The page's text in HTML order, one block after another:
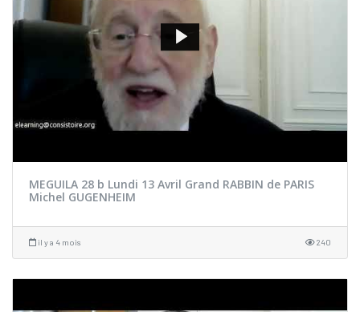
MEGUILA 28 b Lundi 13 Avril Grand RABBIN de PARIS
Michel GUGENHEIM
il y a 4 mois 240